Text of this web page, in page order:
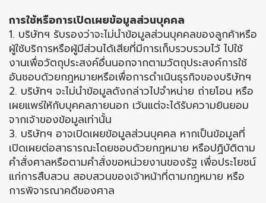
การใช้หรือการเปิดเผยข้อมูลส่วนบุคคล
1. บริษัทฯ รับรองว่าจะไม่นำข้อมูลส่วนบุคคลของลูกค้าหรือ
ผู้ใช้บริการหรือผู้มีส่วนได้เสียที่มีการเก็บรวบรวมไว้ ไปใช้
งานเพื่อวัตถุประสงค์อื่นนอกจากตามวัตถุประสงค์การใช้
อันชอบด้วยกฎหมายหรือเพื่อการดำเนินธุรกิจของบริษัทฯ
2. บริษัทฯ จะไม่นำข้อมูลดังกล่าวไปจำหน่าย ถ่ายโอน หรือ
เผยแพร่ให้กับบุคคลภายนอก เว้นแต่จะได้รับความยินยอม
จากเจ้าของข้อมูลเท่านั้น
3. บริษัทฯ อาจเปิดเผยข้อมูลส่วนบุคคล หากเป็นข้อมูลที่
เปิดเผยต่อสาธารณะโดยชอบด้วยกฎหมาย หรือปฏิบัติตาม
คำสั่งศาลหรือตามคำสั่งขอหน่วยงานของรัฐ เพื่อประโยชน์
แก่การสืบสวน สอบสวนของเจ้าหน้าที่ตามกฎหมาย หรือ
การพิจารณาคดีของศาล